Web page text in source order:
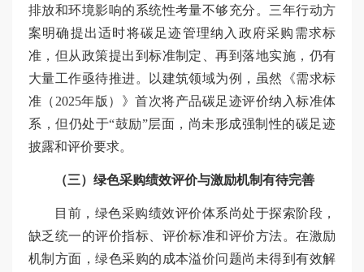
排放和环境影响的系统性考量不够充分。三年行动方
案明确提出适时将碳足迹管理纳入政府采购需求标
准，但从政策提出到标准制定、再到落地实施，仍有
大量工作亟待推进。以建筑领域为例，虽然《需求标
准（2025年版）》首次将产品碳足迹评价纳入标准体
系，但仍处于“鼓励”层面，尚未形成强制性的碳足迹
披露和评价要求。
（三）绿色采购绩效评价与激励机制有待完善
目前，绿色采购绩效评价体系尚处于探索阶段，
缺乏统一的评价指标、评价标准和评价方法。在激励
机制方面，绿色采购的成本溢价问题尚未得到有效解